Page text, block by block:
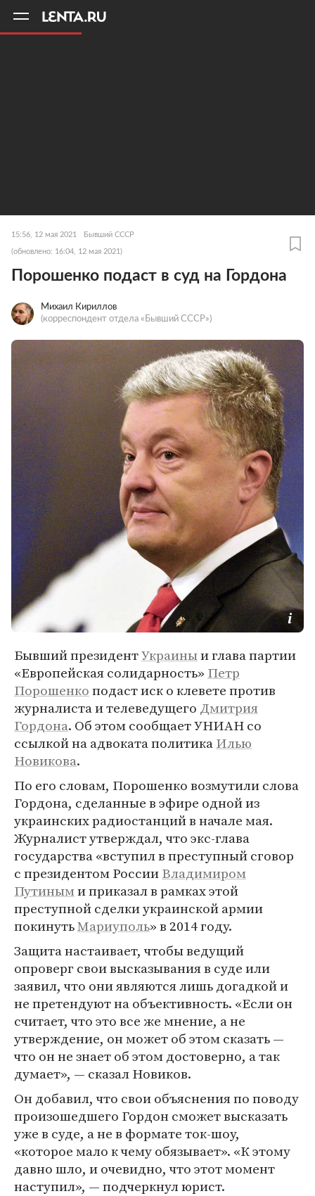
15:56, 12 мая 2021 Бывший СССР
(обновлено: 16:04, 12 мая 2021)
Порошенко подаст в суд на Гордона
Михаил Кириллов
(корреспондент отдела «Бывший СССР»)
Бывший президентУкраиныи глава партии
«Европейская солидарность» Петр
Порошенкоподаст иск о клевете против
журналиста и телеведущего Дмитрия
Гордона. Об этом сообщает УНИАН со
ссылкой на адвоката политикаИлью
Новикова.
По его словам, Порошенко возмутили слова
Гордона, сделанные в эфире одной из
украинских радиостанций в начале мая.
Журналист утверждал, что экс-глава
государства «вступил в преступный сговор
с президентом РоссииВладимиром
Путиными приказал в рамках этой
преступной сделки украинской армии
покинутьМариуполь» в 2014 году.
Защита настаивает, чтобы ведущий
опроверг свои высказывания в суде или
заявил, что они являются лишь догадкой и
не претендуют на объективность. «Если он
считает, что это все же мнение, а не
утверждение, он может об этом сказать —
что он не знает об этом достоверно, а так
думает», — сказал Новиков.
Он добавил, что свои объяснения по поводу
произошедшего Гордон сможет высказать
уже в суде, а не в формате ток-шоу,
«которое мало к чему обязывает». «К этому
давно шло, и очевидно, что этот момент
наступил», — подчеркнул юрист.